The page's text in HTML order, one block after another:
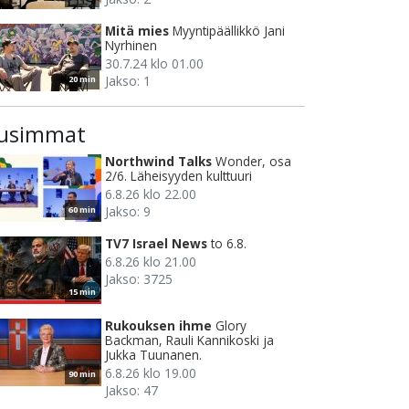
20 min
Mitä mies Myyntipäällikkö Jani
Nyrhinen
30.7.24 klo 01.00
Jakso: 1
60 min
Northwind Talks Wonder, osa
2/6. Läheisyyden kulttuuri
6.8.26 klo 22.00
Jakso: 9
15 min
TV7 Israel News to 6.8.
6.8.26 klo 21.00
Jakso: 3725
90 min
Rukouksen ihme Glory
Backman, Rauli Kannikoski ja
Jukka Tuunanen.
6.8.26 klo 19.00
Jakso: 47